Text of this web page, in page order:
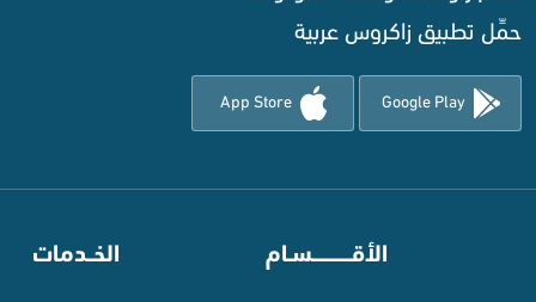
حمِّل تطبيق زاكروس عربية
Google Play
App Store
الأقـــــــــــسـام الخــدمات